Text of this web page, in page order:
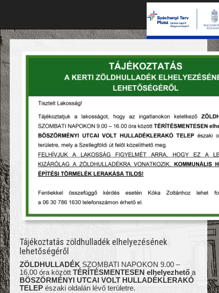
Tájékoztatás zöldhulladék elhelyezésének
lehetőségéről
ZÖLDHULLADÉK SZOMBATI NAPOKON 9.00 –
16.00 óra között TÉRÍTÉSMENTESEN elhelyezhető a
BÖSZÖRMÉNYI UTCAI VOLT HULLADÉKLERAKÓ
TELEP északi oldalán lévő területre.